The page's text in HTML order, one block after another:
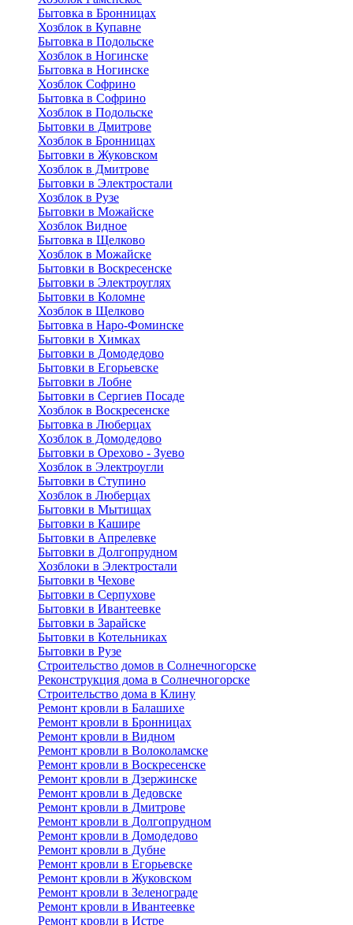
Бытовка в Бронницах
Хозблок в Купавне
Бытовка в Подольске
Хозблок в Ногинске
Бытовка в Ногинске
Хозблок Софрино
Бытовка в Софрино
Хозблок в Подольске
Бытовки в Дмитрове
Хозблок в Бронницах
Бытовки в Жуковском
Хозблок в Дмитрове
Бытовки в Электростали
Хозблок в Рузе
Бытовки в Можайске
Хозблок Видное
Бытовкa в Щелково
Хозблок в Можайске
Бытовки в Воскресенске
Бытовки в Электроуглях
Бытовки в Коломне
Хозблок в Щелково
Бытовка в Наро-Фоминске
Бытовки в Химках
Бытовки в Домодедово
Бытовки в Егорьевске
Бытовки в Лобне
Бытовки в Сергиев Посаде
Хозблок в Воскресенске
Бытовка в Люберцах
Хозблок в Домодедово
Бытовки в Орехово - Зуево
Хозблок в Электроугли
Бытовки в Ступино
Хозблок в Люберцах
Бытовки в Мытищах
Бытовки в Кашире
Бытовки в Апрелевке
Бытовки в Долгопрудном
Хозблоки в Электростали
Бытовки в Чехове
Бытовки в Серпухове
Бытовки в Ивантеевке
Бытовки в Зарайске
Бытовки в Котельниках
Бытовки в Рузе
Строительство домов в Солнечногорске
Реконструкция дома в Солнечногорске
Строительство дома в Клину
Ремонт кровли в Балашихе
Ремонт кровли в Бронницах
Ремонт кровли в Видном
Ремонт кровли в Волоколамске
Ремонт кровли в Воскресенске
Ремонт кровли в Дзержинске
Ремонт кровли в Дедовске
Ремонт кровли в Дмитрове
Ремонт кровли в Долгопрудном
Ремонт кровли в Домодедово
Ремонт кровли в Дубне
Ремонт кровли в Егорьевске
Ремонт кровли в Жуковском
Ремонт кровли в Зеленограде
Ремонт кровли в Ивантеевке
Ремонт кровли в Истре